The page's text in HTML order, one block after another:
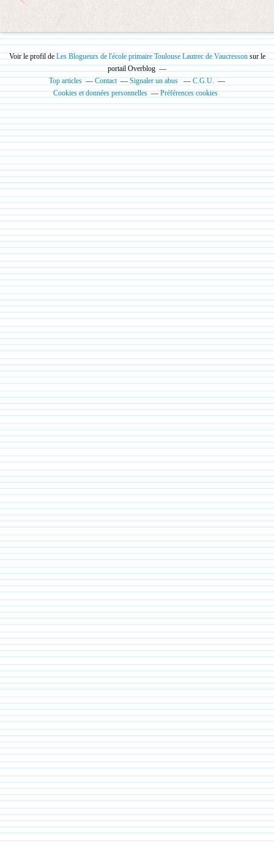
Voir le profil de Les Blogueurs de l'école primaire Toulouse Lautrec de Vaucressonsur le
portail Overblog
Top articles
Contact Signaler un abus
C.G.U.
Cookies et données personnelles
Préférences cookies